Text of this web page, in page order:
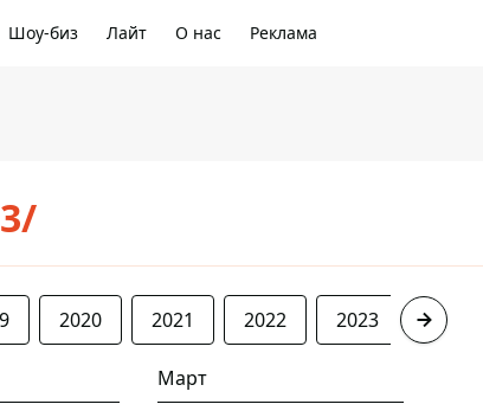
Шоу-биз Лайт О нас Реклама
2020 2021 2022 2023 2024
Март